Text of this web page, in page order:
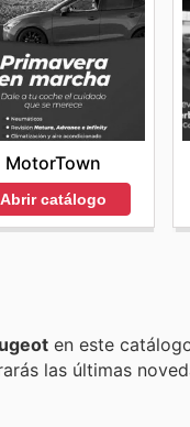
MotorTown
Abrir catálogo
en este
las últimas